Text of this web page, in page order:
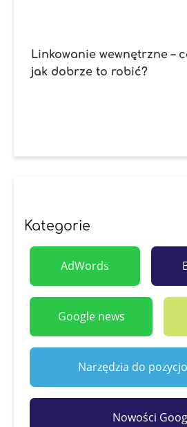
Linkowanie wewnętrzne –
jak dobrze to robić?
Kategorie
AdWords
Google news
Narzędzia do
Nowości